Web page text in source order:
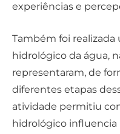
experiências e
Também foi
hidrológico da água,
representaram, de
diferentes etapas
atividade permitiu
hidrológico influencia